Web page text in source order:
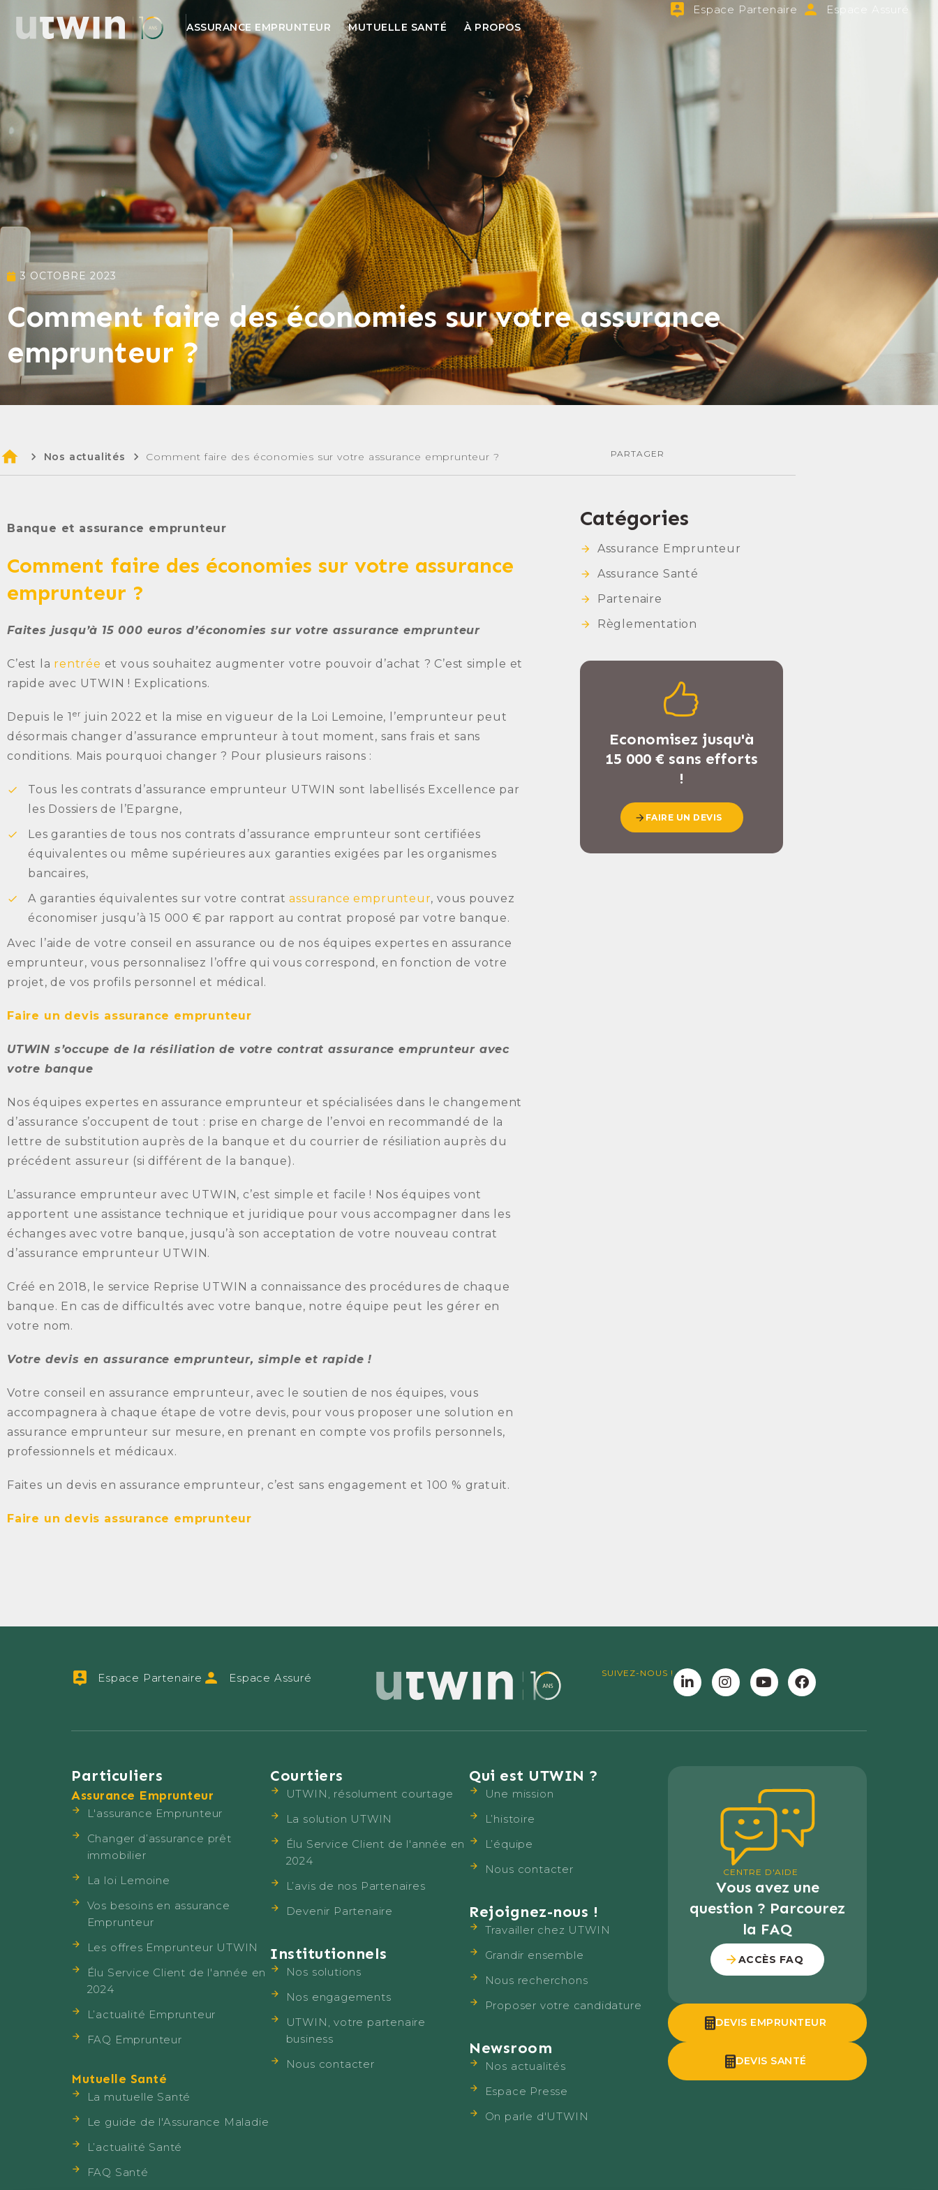
ASSURANCE EMPRUNTEUR MUTUELLE SANTÉ À PROPOS
Espace Partenaire Espace Assuré
3 OCTOBRE 2023
Comment faire des économies sur votre assurance
emprunteur ?
home chevron_right Nos actualités chevron_right Comment faire des économies sur votre assurance emprunteur ? PARTAGER
Banque et assurance emprunteur
Comment faire des économies sur votre assurance
emprunteur ?
Faites jusqu’à 15 000 euros d’économies sur votre assurance emprunteur
C’est la rentrée et vous souhaitez augmenter votre pouvoir d’achat ? C’est simple et
rapide avec UTWIN ! Explications.
Depuis le 1 er juin 2022 et la mise en vigueur de la Loi Lemoine, l’emprunteur peut
désormais changer d’assurance emprunteur à tout moment, sans frais et sans
conditions. Mais pourquoi changer ? Pour plusieurs raisons :
Tous les contrats d’assurance emprunteur UTWIN sont labellisés Excellence par
les Dossiers de l’Epargne,
Les garanties de tous nos contrats d’assurance emprunteur sont certifiées
équivalentes ou même supérieures aux garanties exigées par les organismes
bancaires,
A garanties équivalentes sur votre contratassurance emprunteur, vous pouvez
économiser jusqu’à 15 000 € par rapport au contrat proposé par votre banque.
Avec l’aide de votre conseil en assurance ou de nos équipes expertes en assurance
emprunteur, vous personnalisez l’offre qui vous correspond, en fonction de votre
projet, de vos profils personnel et médical.
Faire un devis assurance emprunteur
UTWIN s’occupe de la résiliation de votre contrat assurance emprunteur avec
votre banque
Nos équipes expertes en assurance emprunteur et spécialisées dans le changement
d’assurance s’occupent de tout : prise en charge de l’envoi en recommandé de la
lettre de substitution auprès de la banque et du courrier de résiliation auprès du
précédent assureur (si différent de la banque).
L’assurance emprunteur avec UTWIN, c’est simple et facile ! Nos équipes vont
apportent une assistance technique et juridique pour vous accompagner dans les
échanges avec votre banque, jusqu’à son acceptation de votre nouveau contrat
d’assurance emprunteur UTWIN.
Créé en 2018, le service Reprise UTWIN a connaissance des procédures de chaque
banque. En cas de difficultés avec votre banque, notre équipe peut les gérer en
votre nom.
Votre devis en assurance emprunteur, simple et rapide !
Votre conseil en assurance emprunteur, avec le soutien de nos équipes, vous
accompagnera à chaque étape de votre devis, pour vous proposer une solution en
assurance emprunteur sur mesure, en prenant en compte vos profils personnels,
professionnels et médicaux.
Faites un devis en assurance emprunteur, c’est sans engagement et 100 % gratuit.
Faire un devis assurance emprunteur
Catégories
Assurance Emprunteur
Assurance Santé
Partenaire
Règlementation
Economisez jusqu'à
15 000 € sans efforts
!
FAIRE UN DEVIS
Espace Partenaire Espace Assuré SUIVEZ-NOUS !
Particuliers
Assurance Emprunteur
L'assurance Emprunteur
Changer d’assurance prêt
immobilier
La loi Lemoine
Vos besoins en assurance
Emprunteur
Les offres Emprunteur UTWIN
Élu Service Client de l'année en
2024
L’actualité Emprunteur
FAQ Emprunteur
Mutuelle Santé
La mutuelle Santé
Le guide de l'Assurance Maladie
L’actualité Santé
FAQ Santé
Courtiers
UTWIN, résolument courtage
La solution UTWIN
Élu Service Client de l'année en
2024
L’avis de nos Partenaires
Devenir Partenaire
Institutionnels
Nos solutions
Nos engagements
UTWIN, votre partenaire
business
Nous contacter
Qui est UTWIN ?
Une mission
L’histoire
L’équipe
Nous contacter
Rejoignez-nous !
Travailler chez UTWIN
Grandir ensemble
Nous recherchons
Proposer votre candidature
Newsroom
Nos actualités
Espace Presse
On parle d'UTWIN
CENTRE D'AIDE
Vous avez une
question ? Parcourez
la FAQ
ACCÈS FAQ
DEVIS EMPRUNTEUR
DEVIS SANTÉ